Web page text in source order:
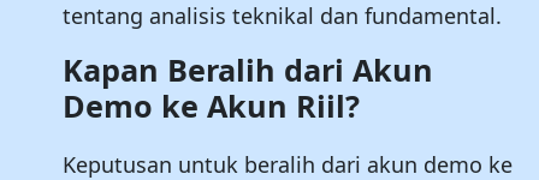
tentang analisis teknikal dan fundamental.
Kapan Beralih dari Akun
Demo ke Akun Riil?
Keputusan untuk beralih dari akun demo ke